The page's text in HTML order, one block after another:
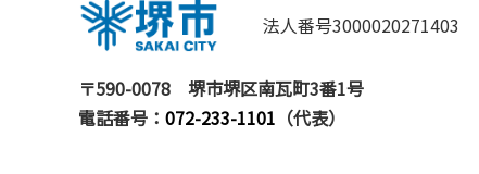
法人番号3000020271403
〒590-0078
堺市堺区南瓦町3番1号
電話番号： 072-233-1101 （代表）